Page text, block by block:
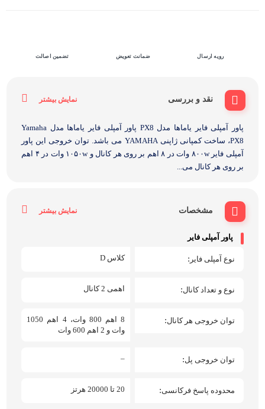
رویه ارسال ضمانت تعویض تضمین اصالت
نقد و بررسی نمایش بیشتر
پاور آمپلی فایر یاماها مدل PX8 پاور آمپلی فایر یاماها مدل Yamaha
PX8، ساخت کمپانی ژاپنی YAMAHA می باشد. توان خروجی این پاور
آمپلی فایر ۸۰۰w وات در ۸ اهم بر روی هر کانال و ۱۰۵۰w وات در ۴ اهم
بر روی هر کانال می...
مشخصات نمایش بیشتر
پاور آمپلی فایر
نوع آمپلی فایر کلاس D
نوع و تعداد کانال اهمی 2 کانال
توان خروجی هر کانال
8 اهم 800 وات، 4 اهم 1050
وات و 2 اهم 600 وات
توان خروجی پل –
محدوده پاسخ فرکانسی 20 تا 20000 هرتز